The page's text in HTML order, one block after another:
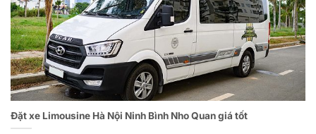
Đặt xe Limousine Hà Nội Ninh Bình Nho Quan giá tốt